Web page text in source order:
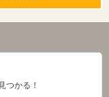
つかる！